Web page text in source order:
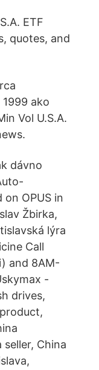
ETF
quotes, and
ako
Vol U.S.A.
dávno
OPUS in
Žbirka,
lýra
Call
and 8AM-
-
drives,
China